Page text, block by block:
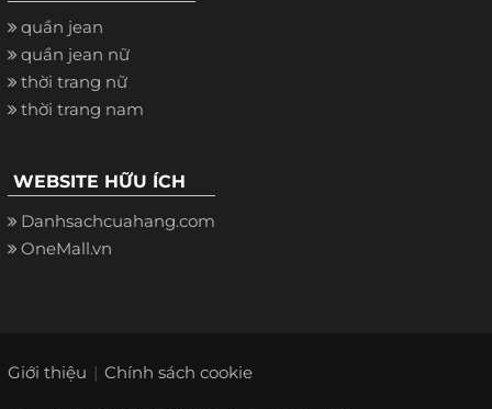
quần jean
quần jean nữ
thời trang nữ
thời trang nam
WEBSITE HỮU ÍCH
Danhsachcuahang.com
OneMall.vn
Giới thiệu Chính sách cookie